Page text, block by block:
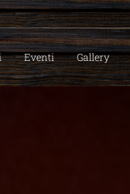
Eventi Gallery